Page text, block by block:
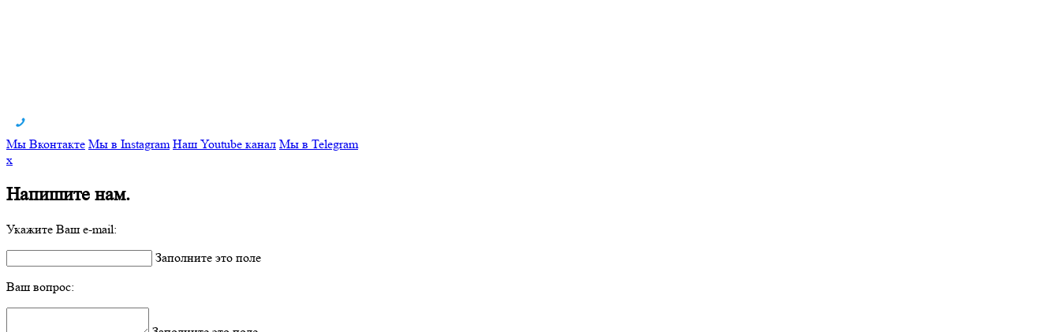
Мы Вконтакте Мы в Instagram Наш Youtube канал Мы в Telegram
x
Напишите нам.
Укажите Ваш e-mail:
Заполните это поле
Ваш вопрос: